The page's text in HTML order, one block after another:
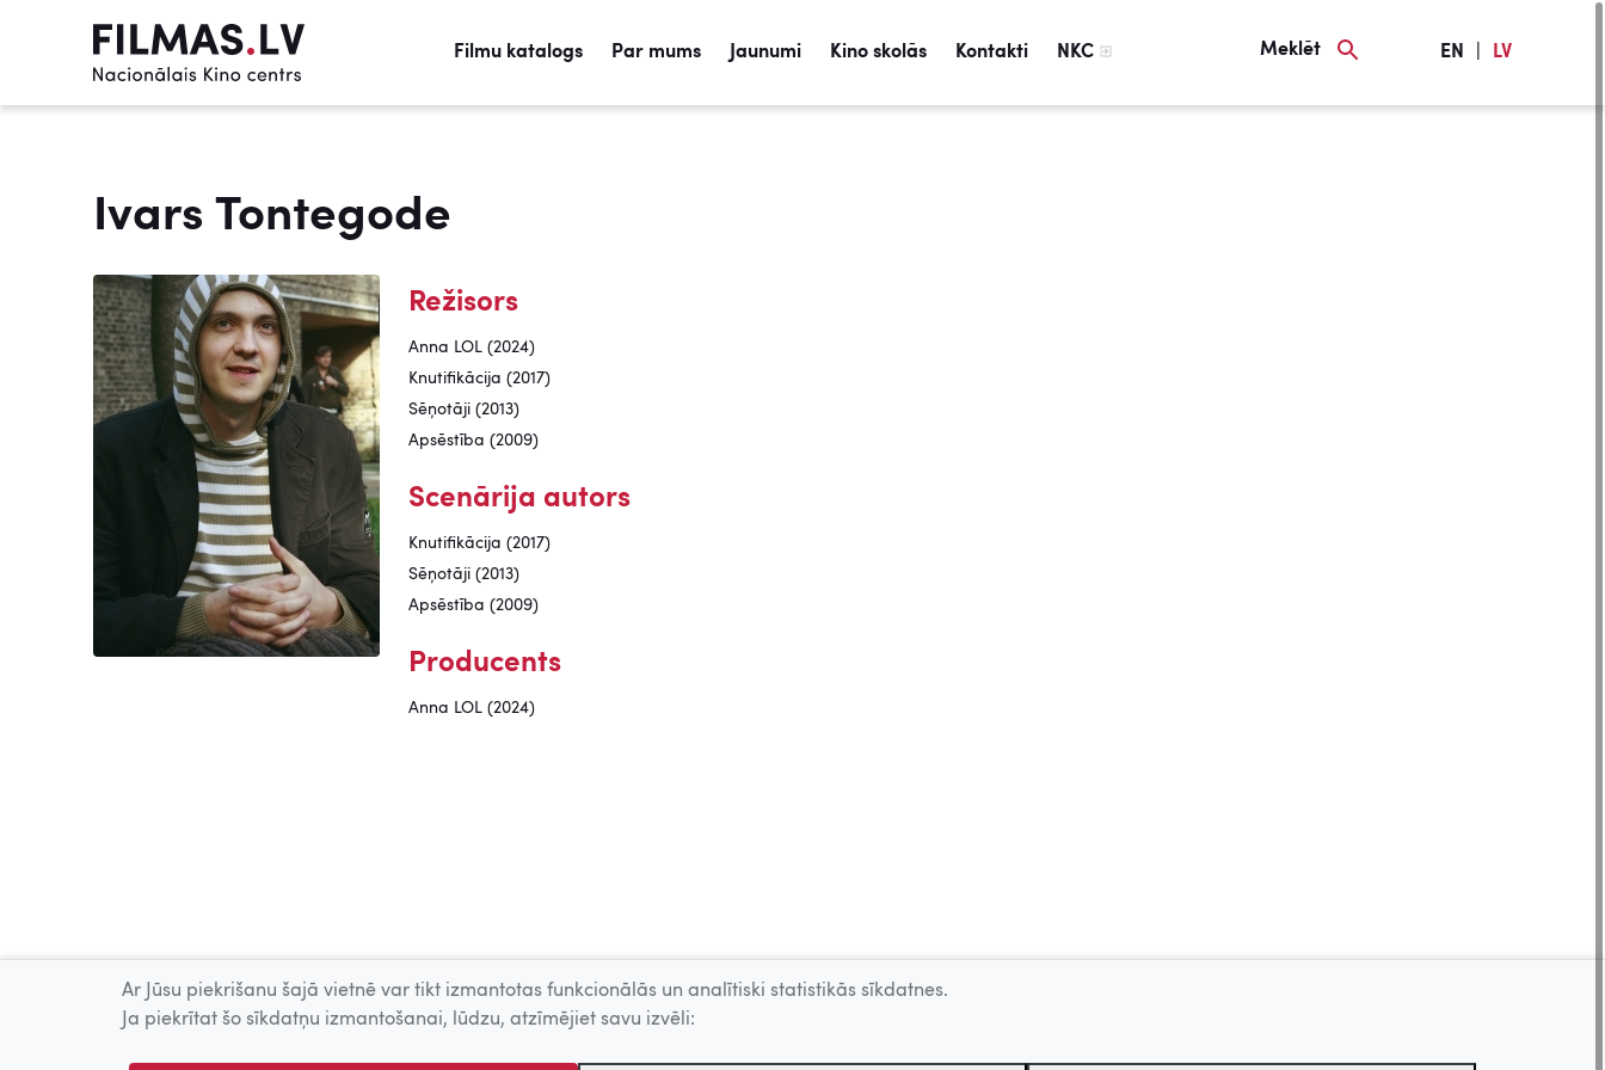
Filmu katalogs Par mums Jaunumi Kino skolās Kontakti NKC Meklēt EN LV
Ivars Tontegode
Režisors
Anna LOL (2024)
Knutifikācija (2017)
Sēņotāji (2013)
Apsēstība (2009)
Scenārija autors
Knutifikācija (2017)
Sēņotāji (2013)
Apsēstība (2009)
Producents
Anna LOL (2024)
Ar Jūsu piekrišanu šajā vietnē var tikt izmantotas funkcionālās un analītiski statistikās sīkdatnes.
Ja piekrītat šo sīkdatņu izmantošanai, lūdzu, atzīmējiet savu izvēli: